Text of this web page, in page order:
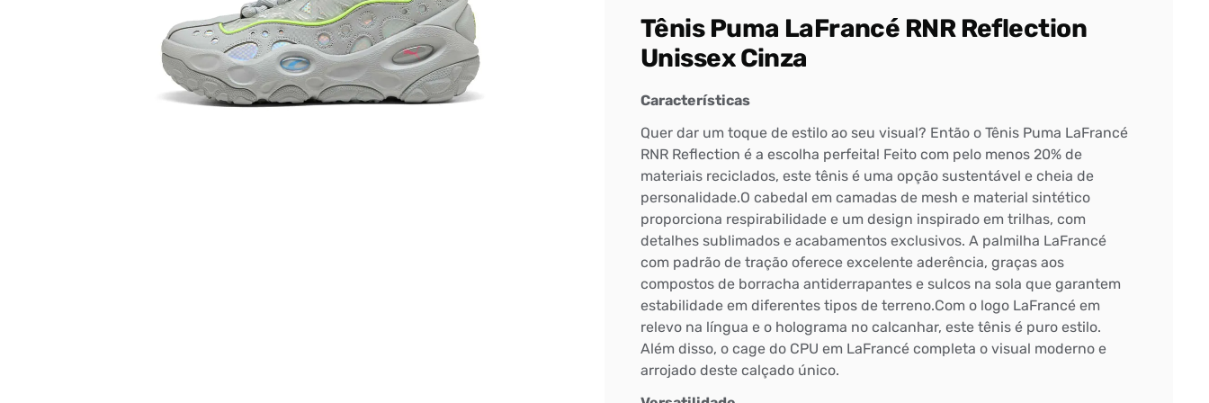
Tênis Puma LaFrancé RNR Reflection
Unissex Cinza
Características
Quer dar um toque de estilo ao seu visual? Então o Tênis Puma LaFrancé
RNR Reflection é a escolha perfeita! Feito com pelo menos 20% de
materiais reciclados, este tênis é uma opção sustentável e cheia de
personalidade.O cabedal em camadas de mesh e material sintético
proporciona respirabilidade e um design inspirado em trilhas, com
detalhes sublimados e acabamentos exclusivos. A palmilha LaFrancé
com padrão de tração oferece excelente aderência, graças aos
compostos de borracha antiderrapantes e sulcos na sola que garantem
estabilidade em diferentes tipos de terreno.Com o logo LaFrancé em
relevo na língua e o holograma no calcanhar, este tênis é puro estilo.
Além disso, o cage do CPU em LaFrancé completa o visual moderno e
arrojado deste calçado único.